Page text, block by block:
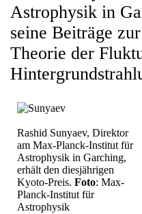
Astrophysik in
seine Beiträge
Theorie der
Rashid Sunyaev, Direktor
am Max-Planck-Institut für
Astrophysik in Garching,
erhält den diesjährigen
Kyoto-Preis. Foto: Max-
Planck-Institut für
Astrophysik